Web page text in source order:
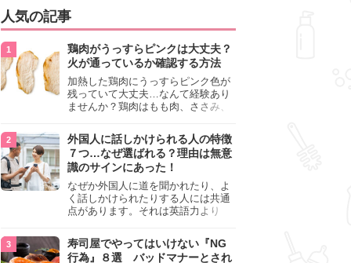
人気の記事
鶏肉がうっすらピンクは大丈夫？
火が通っているか確認する方法
加熱した鶏肉にうっすらピンク色が
残っていて大丈夫…なんて経験あり
ませんか？鶏肉はもも肉、ささみ、
わいが異なり、いろいろと楽しめる
料理ですが、鶏肉は加熱した後でも
うっすらピンク色の部分が大丈夫な
のと気になるときがあります。この
記事では生焼けか火が通っているの
かを確認する方法や、鶏肉を調理す
るときの注意点を紹介しますので、
参考にしてみてくださいね。
外国人に話しかけられる人の特徴
７つ…なぜ選ばれる？理由は無意
識のサインにあった！
なぜか外国人に道を聞かれたり、よ
く話しかけられたりする人には共通
点があります。それは英語力より
けても大丈夫」というサインが関係
しています。よく選ばれる人の特徴
寿司屋でやってはいけない『NG
行為』８選 バッドマナーとされ